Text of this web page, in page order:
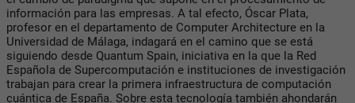
información para las empresas. A tal efecto, Óscar Plata,
profesor en el departamento de Computer Architecture en la
Universidad de Málaga, indagará en el camino que se está
siguiendo desde Quantum Spain, iniciativa en la que la Red
Española de Supercomputación e instituciones de investigación
trabajan para crear la primera infraestructura de computación
cuántica de España. Sobre esta tecnología también ahondarán